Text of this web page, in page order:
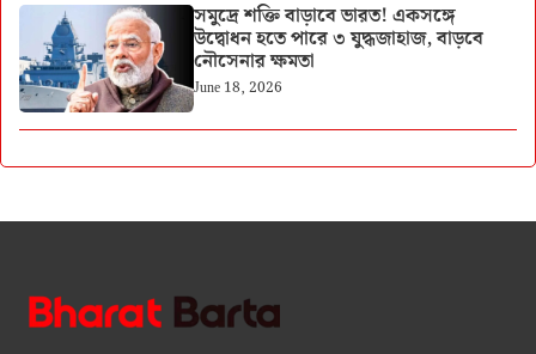
সমুদ্রে শক্তি বাড়াবে ভারত! একসঙ্গে
উদ্বোধন হতে পারে ৩ যুদ্ধজাহাজ, বাড়বে
নৌসেনার ক্ষমতা
June 18, 2026